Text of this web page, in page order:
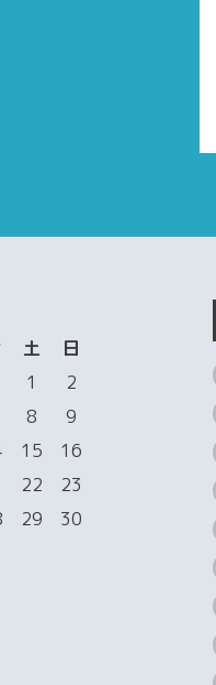
土
日
1
2
8
9
15
16
22
23
29
30